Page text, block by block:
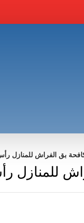
بق الفراش للمنازل
للمنازل